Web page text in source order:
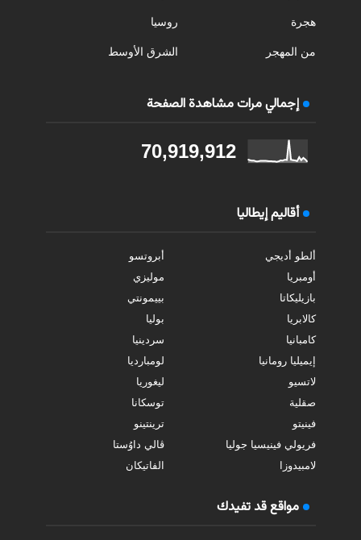
هجرة
من المهجر
روسيا
الشرق الأوسط
إجمالي مرات مشاهدة الصفحة
70,919,912
أقاليم إيطاليا
ألطو أديجي
أبروتسو
أومبريا
موليزي
بازيليكاتا
بييمونتي
كالابريا
بوليا
كامبانيا
سردينيا
إيميليا رومانيا
لومبارديا
لاتسيو
ليغوريا
صقلية
توسكانا
فينيتو
ترينتينو
فريولي فينيسيا جوليا
ڤالي داوُستا
لامبيدوزا
الفاتيكان
مواقع قد تفيدك